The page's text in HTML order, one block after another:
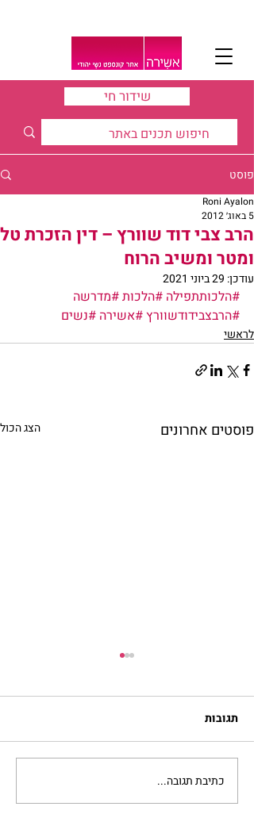
שידור חי
פוסט
הרב צבי דוד שוורץ – דין הזכרת טל
ומטר ומשיב הרוח
Roni Ayalon
5 באוג׳ 2012
עודכן: 29 ביוני 2021
#הלכותתפילה #הלכות#מדרשה
#הרבצבידודשוורץ#אשירה #נשים
לראשי
פוסטים אחרונים הצג הכול
סלט מצליבים | ג’סיקה
הלפרין
תגובות
כתיבת תגובה...